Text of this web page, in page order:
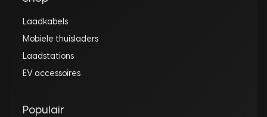
Laadkabels
Mobiele thuisladers
Laadstations
EV accessoires
Populair